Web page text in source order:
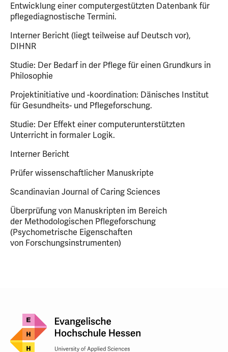
Entwicklung einer computergestützten Datenbank für
pflegediagnostische Termini.
Interner Bericht (liegt teilweise auf Deutsch vor),
DIHNR
Studie: Der Bedarf in der Pflege für einen Grundkurs in
Philosophie
Projektinitiative und -koordination: Dänisches Institut
für Gesundheits- und Pflegeforschung.
Studie: Der Effekt einer computerunterstützten
Unterricht in formaler Logik.
Interner Bericht
Prüfer wissenschaftlicher Manuskripte
Scandinavian Journal of Caring Sciences
Überprüfung von Manuskripten im Bereich
der Methodologischen Pflegeforschung
(Psychometrische Eigenschaften
von Forschungsinstrumenten)